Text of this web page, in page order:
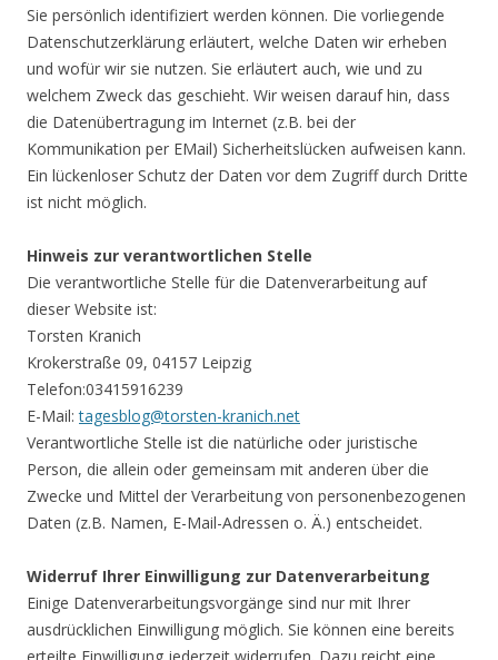
Sie persönlich identifiziert werden können. Die vorliegende
Datenschutzerklärung erläutert, welche Daten wir erheben
und wofür wir sie nutzen. Sie erläutert auch, wie und zu
welchem Zweck das geschieht. Wir weisen darauf hin, dass
die Datenübertragung im Internet (z.B. bei der
Kommunikation per EMail) Sicherheitslücken aufweisen kann.
Ein lückenloser Schutz der Daten vor dem Zugriff durch Dritte
ist nicht möglich.
Hinweis zur verantwortlichen Stelle
Die verantwortliche Stelle für die Datenverarbeitung auf
dieser Website ist:
Torsten Kranich
Krokerstraße 09, 04157 Leipzig
Telefon:03415916239
E-Mail:tagesblog@torsten-kranich.net
Verantwortliche Stelle ist die natürliche oder juristische
Person, die allein oder gemeinsam mit anderen über die
Zwecke und Mittel der Verarbeitung von personenbezogenen
Daten (z.B. Namen, E-Mail-Adressen o. Ä.) entscheidet.
Widerruf Ihrer Einwilligung zur Datenverarbeitung
Einige Datenverarbeitungsvorgänge sind nur mit Ihrer
ausdrücklichen Einwilligung möglich. Sie können eine bereits